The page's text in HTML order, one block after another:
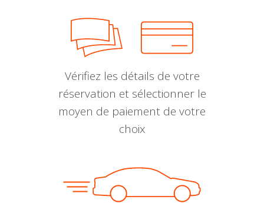
Vérifiez les détails de votre
réservation et sélectionner le
moyen de paiement de votre
choix